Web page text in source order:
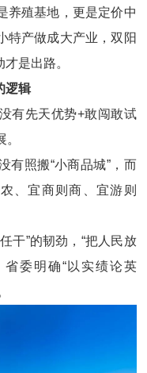
养殖基地，更是定价中
特产做成大产业，双阳
是出路。
逻辑
有先天优势+敢闯敢试
有照搬“小商品城”，而
、宜商则商、宜游则
干”的韧劲，“把人民放
委明确“以实绩论英